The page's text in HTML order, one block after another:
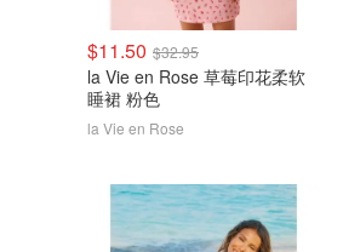
$11.50 $32.95
la Vie en Rose 草莓印花柔软
睡裙 粉色
la Vie en Rose